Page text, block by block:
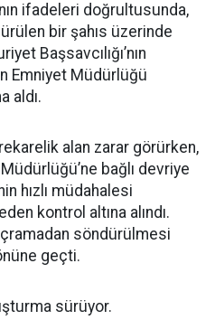
ifadeleri doğrultusunda,
bir şahıs üzerinde
Başsavcılığı’nın
Emniyet Müdürlüğü
aldı.
alan zarar görürken,
bağlı devriye
hızlı müdahalesi
kontrol altına alındı.
söndürülmesi
geçti.
sürüyor.